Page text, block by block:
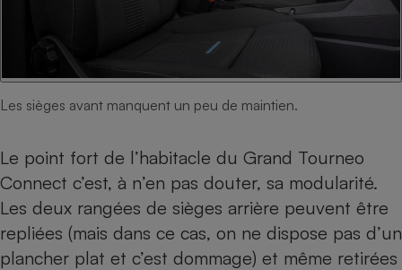
Les sièges avant manquent un peu de maintien.
Le point fort de l’habitacle du Grand Tourneo
Connect c’est, à n’en pas douter, sa modularité.
Les deux rangées de sièges arrière peuvent être
repliées (mais dans ce cas, on ne dispose pas d’un
plancher plat et c’est dommage) et même retirées